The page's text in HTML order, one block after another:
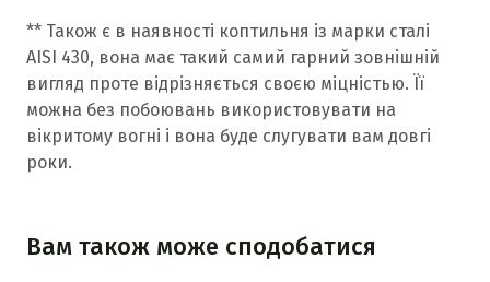
** Також є в наявності коптильня із марки сталі
AISI 430, вона має такий самий гарний зовнішній
вигляд проте відрізняється своєю міцністью. Її
можна без побоювань використовувати на
вікритому вогні і вона буде слугувати вам довгі
роки.
Вам також може сподобатися